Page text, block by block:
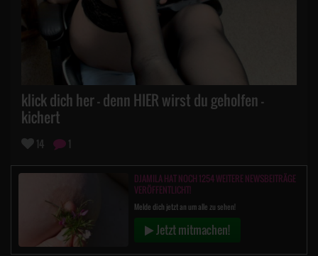
klick dich her - denn HIER wirst du geholfen -
kichert
14 1
DJAMILA HAT NOCH 1254 WEITERE NEWSBEITRÄGE
VERÖFFENTLICHT!
Melde dich jetzt an um alle zu sehen!
Jetzt mitmachen!